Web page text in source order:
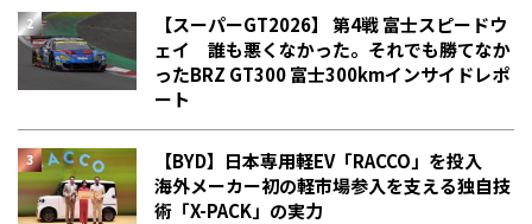
【スーパーGT2026】 第4戦 富士スピードウ
ェイ 誰も悪くなかった。それでも勝てなか
った――BRZ GT300 富士300kmインサイドレポ
ート
【BYD】日本専用軽EV「RACCO」を投入
海外メーカー初の軽市場参入を支える独自技
術「X-PACK」の実力